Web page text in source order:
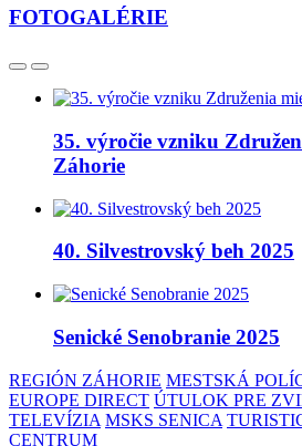
FOTOGALÉRIE
35. výročie vzniku
Záhorie
40. Silvestrovský beh 2025
Senické Senobranie 2025
REGIÓN ZÁHORIE MESTSKÁ
EUROPE DIRECT ÚTULOK PRE
TELEVÍZIA MSKS SENICA
CENTRUM